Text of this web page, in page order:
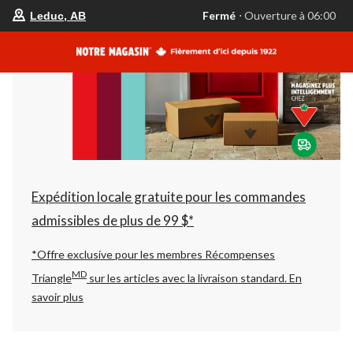
votre
est
AB,
Fermé,
Ouverture
à
06:00
changer
Leduc, AB Fermé ⋅ Ouverture à 06:00
Expédition locale gratuite pour les commandes
admissibles de plus de 99 $*
*Offre exclusive pour les membres Récompenses
TriangleMD sur les articles avec la livraison standard.En
savoir plus